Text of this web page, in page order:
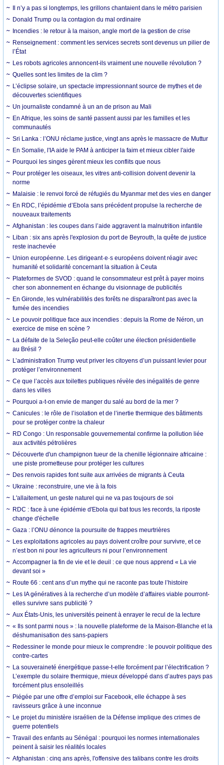
Il n’y a pas si longtemps, les grillons chantaient dans le métro parisien
Donald Trump ou la contagion du mal ordinaire
Incendies : le retour à la maison, angle mort de la gestion de crise
Renseignement : comment les services secrets sont devenus un pilier de
l’État
Les robots agricoles annoncent-ils vraiment une nouvelle révolution ?
Quelles sont les limites de la clim ?
L’éclipse solaire, un spectacle impressionnant source de mythes et de
découvertes scientifiques
Un journaliste condamné à un an de prison au Mali
En Afrique, les soins de santé passent aussi par les familles et les
communautés
Sri Lanka : l’ONU réclame justice, vingt ans après le massacre de Muttur
En Somalie, l'IA aide le PAM à anticiper la faim et mieux cibler l'aide
Pourquoi les singes gèrent mieux les conflits que nous
Pour protéger les oiseaux, les vitres anti-collision doivent devenir la
norme
Malaisie : le renvoi forcé de réfugiés du Myanmar met des vies en danger
En RDC, l’épidémie d’Ebola sans précédent propulse la recherche de
nouveaux traitements
Afghanistan : les coupes dans l’aide aggravent la malnutrition infantile
Liban : six ans après l'explosion du port de Beyrouth, la quête de justice
reste inachevée
Union européenne. Les dirigeant·e·s européens doivent réagir avec
humanité et solidarité concernant la situation à Ceuta
Plateformes de SVOD : quand le consommateur est prêt à payer moins
cher son abonnement en échange du visionnage de publicités
En Gironde, les vulnérabilités des forêts ne disparaîtront pas avec la
fumée des incendies
Le pouvoir politique face aux incendies : depuis la Rome de Néron, un
exercice de mise en scène ?
La défaite de la Seleção peut-elle coûter une élection présidentielle
au Brésil ?
L’administration Trump veut priver les citoyens d’un puissant levier pour
protéger l’environnement
Ce que l’accès aux toilettes publiques révèle des inégalités de genre
dans les villes
Pourquoi a-t-on envie de manger du salé au bord de la mer ?
Canicules : le rôle de l’isolation et de l’inertie thermique des bâtiments
pour se protéger contre la chaleur
RD Congo : Un responsable gouvernemental confirme la pollution liée
aux activités pétrolières
Découverte d'un champignon tueur de la chenille légionnaire africaine :
une piste prometteuse pour protéger les cultures
Des renvois rapides font suite aux arrivées de migrants à Ceuta
Ukraine : reconstruire, une vie à la fois
L'allaitement, un geste naturel qui ne va pas toujours de soi
RDC : face à une épidémie d'Ebola qui bat tous les records, la riposte
change d'échelle
Gaza : l’ONU dénonce la poursuite de frappes meurtrières
Les exploitations agricoles au pays doivent croître pour survivre, et ce
n’est bon ni pour les agriculteurs ni pour l’environnement
Accompagner la fin de vie et le deuil : ce que nous apprend « La vie
devant soi »
Route 66 : cent ans d’un mythe qui ne raconte pas toute l’histoire
Les IA génératives à la recherche d’un modèle d’affaires viable pourront-
elles survivre sans publicité ?
Aux États-Unis, les universités peinent à enrayer le recul de la lecture
« Ils sont parmi nous » : la nouvelle plateforme de la Maison-Blanche et la
déshumanisation des sans-papiers
Redessiner le monde pour mieux le comprendre : le pouvoir politique des
contre-cartes
La souveraineté énergétique passe-t-elle forcément par l’électrification ?
L’exemple du solaire thermique, mieux développé dans d’autres pays pas
forcément plus ensoleillés
Piégée par une offre d’emploi sur Facebook, elle échappe à ses
ravisseurs grâce à une inconnue
Le projet du ministère israélien de la Défense implique des crimes de
guerre potentiels
Travail des enfants au Sénégal : pourquoi les normes internationales
peinent à saisir les réalités locales
Afghanistan : cinq ans après, l'offensive des talibans contre les droits